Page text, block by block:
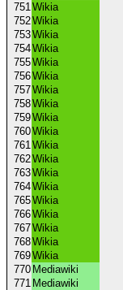
751Wikia
752Wikia
753Wikia
754Wikia
755Wikia
756Wikia
757Wikia
758Wikia
759Wikia
760Wikia
761Wikia
762Wikia
763Wikia
764Wikia
765Wikia
766Wikia
767Wikia
768Wikia
769Wikia
770 Mediawiki
771 Mediawiki